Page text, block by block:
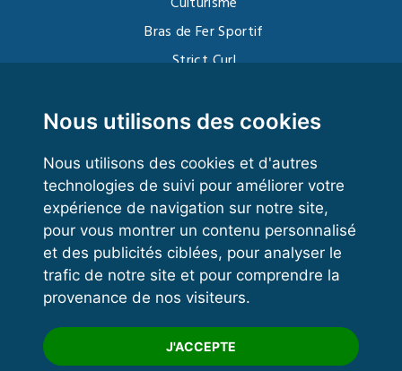
Nous utilisons des cookies
Nous utilisons des cookies et d'autres
technologies de suivi pour améliorer votre
expérience de navigation sur notre site,
pour vous montrer un contenu personnalisé
et des publicités ciblées, pour analyser le
trafic de notre site et pour comprendre la
provenance de nos visiteurs.
J'ACCEPTE
Bras de Fer Sportif
Strict Curl
Kettlebell
VOS ESPACES
Espace dirigeant
Espace licencié
Trouver un club
Formation